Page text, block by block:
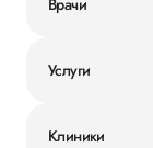
Услуги
Клиники